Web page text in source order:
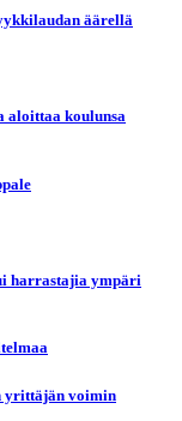
äärellä
aloittaa koulunsa
harrastajia ympäri
yrittäjän voimin